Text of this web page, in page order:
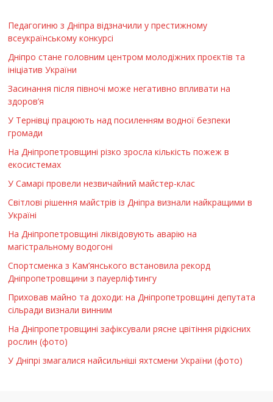
Педагогиню з Дніпра відзначили у престижному
всеукраїнському конкурсі
Дніпро стане головним центром молодіжних проєктів та
ініціатив України
Засинання після півночі може негативно впливати на
здоров’я
У Тернівці працюють над посиленням водної безпеки
громади
На Дніпропетровщині різко зросла кількість пожеж в
екосистемах
У Самарі провели незвичайний майстер-клас
Світлові рішення майстрів із Дніпра визнали найкращими в
Україні
На Дніпропетровщині ліквідовують аварію на
магістральному водогоні
Спортсменка з Кам’янського встановила рекорд
Дніпропетровщини з пауерліфтингу
Приховав майно та доходи: на Дніпропетровщині депутата
сільради визнали винним
На Дніпропетровщині зафіксували рясне цвітіння рідкісних
рослин (фото)
У Дніпрі змагалися найсильніші яхтсмени України (фото)